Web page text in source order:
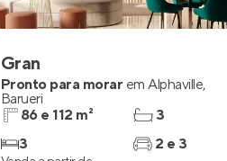
Gran
Pronto para morar em Alphaville,
Barueri
86 e 112 m²
3
3
2 e 3